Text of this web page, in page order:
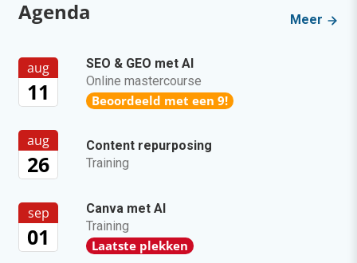
Agenda Meer
aug
11
SEO & GEO met AI
Online mastercourse
Beoordeeld met een 9!
aug
26
Content repurposing
Training
sep
01
Canva met AI
Training
Laatste plekken